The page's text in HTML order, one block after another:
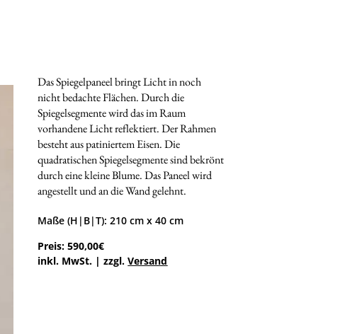
Das Spiegelpaneel bringt Licht in noch
nicht bedachte Flächen. Durch die
Spiegelsegmente wird das im Raum
vorhandene Licht reflektiert. Der Rahmen
besteht aus patiniertem Eisen. Die
quadratischen Spiegelsegmente sind bekrönt
durch eine kleine Blume. Das Paneel wird
angestellt und an die Wand gelehnt.
Maße (H|B|T): 210 cm x 40 cm
Preis: 590,00€
inkl. MwSt. | zzgl.Versand